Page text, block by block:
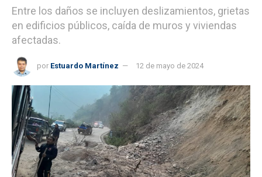
Entre los daños se incluyen deslizamientos, grietas
en edificios públicos, caída de muros y viviendas
afectadas.
por Estuardo Martínez 12 de mayo de 2024